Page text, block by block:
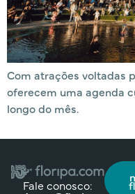
Com atrações voltadas
oferecem uma agenda
longo do mês.
Fale conosco: